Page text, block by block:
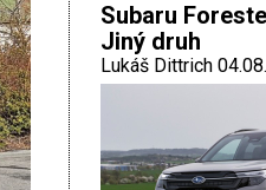
Subaru
Jiný druh
Lukáš Dittrich